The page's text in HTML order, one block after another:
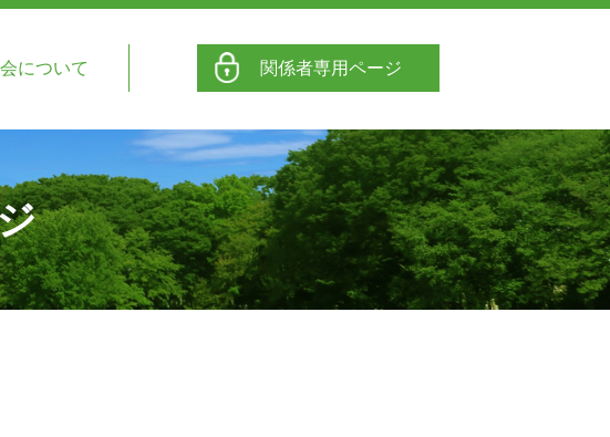
について 関係者専用ページ